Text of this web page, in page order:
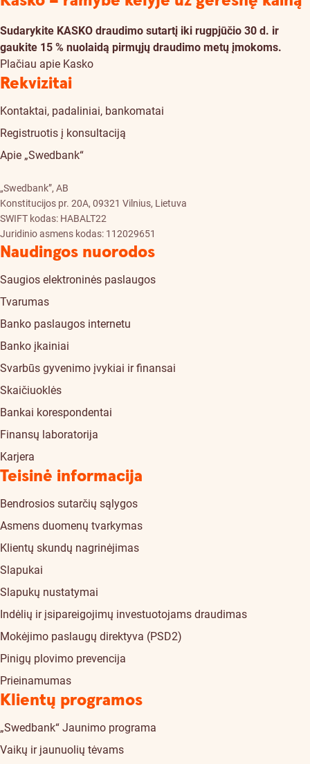
Sudarykite KASKO draudimo sutartį iki rugpjūčio 30 d. ir
gaukite 15 % nuolaidą pirmųjų draudimo metų įmokoms.
Plačiau apie Kasko
Rekvizitai
Kontaktai, padaliniai, bankomatai
Registruotis į konsultaciją
Apie „Swedbank“
„Swedbank”, AB
Konstitucijos pr. 20A, 09321 Vilnius, Lietuva
SWIFT kodas: HABALT22
Juridinio asmens kodas: 112029651
Naudingos nuorodos
Saugios elektroninės paslaugos
Tvarumas
Banko paslaugos internetu
Banko įkainiai
Svarbūs gyvenimo įvykiai ir finansai
Skaičiuoklės
Bankai korespondentai
Finansų laboratorija
Karjera
Teisinė informacija
Bendrosios sutarčių sąlygos
Asmens duomenų tvarkymas
Klientų skundų nagrinėjimas
Slapukai
Slapukų nustatymai
Indėlių ir įsipareigojimų investuotojams draudimas
Mokėjimo paslaugų direktyva (PSD2)
Pinigų plovimo prevencija
Prieinamumas
Klientų programos
„Swedbank“ Jaunimo programa
Vaikų ir jaunuolių tėvams